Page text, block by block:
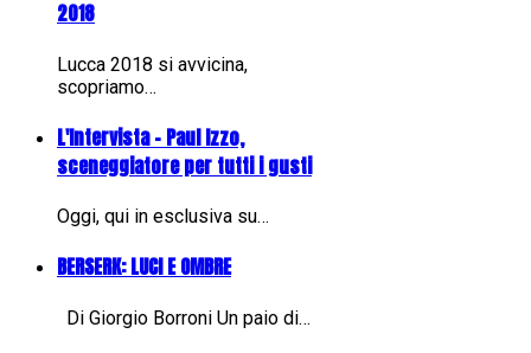
2018
Lucca 2018 si avvicina,
scopriamo…
L'Intervista - Paul Izzo,
sceneggiatore per tutti i gusti
Oggi, qui in esclusiva su…
BERSERK: LUCI E OMBRE
Di Giorgio Borroni Un paio di…